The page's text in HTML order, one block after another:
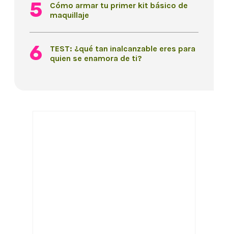
Cómo armar tu primer kit básico de
maquillaje
TEST: ¿qué tan inalcanzable eres para
quien se enamora de ti?